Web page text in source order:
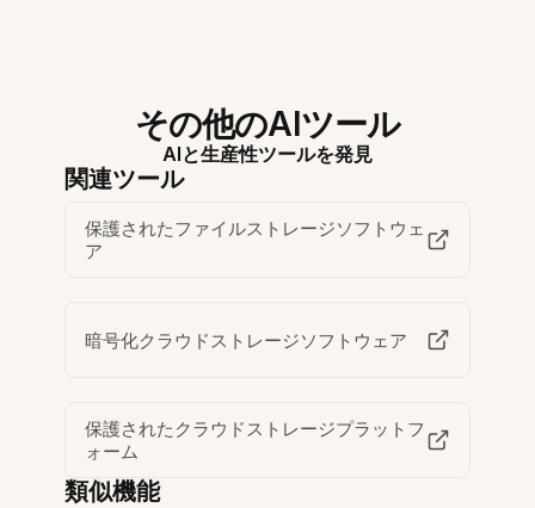
その他のAIツール
AIと生産性ツールを発見
関連ツール
保護されたファイルストレージソフトウェ
ア
暗号化クラウドストレージソフトウェア
保護されたクラウドストレージプラットフ
ォーム
類似機能